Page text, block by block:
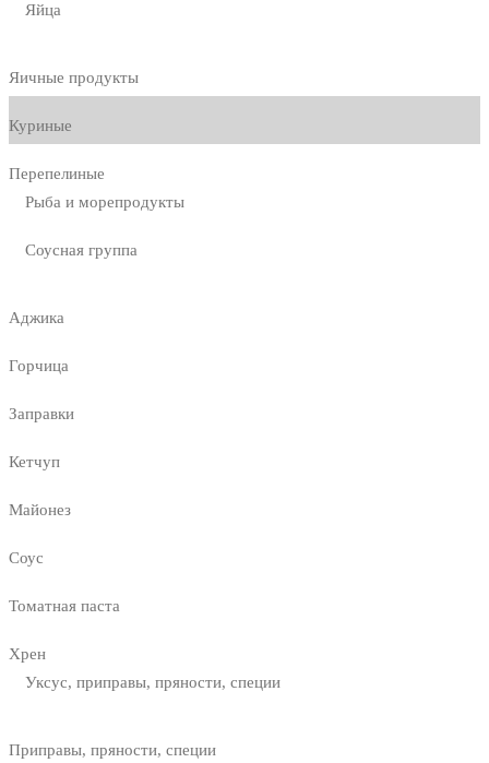
Яйца
Яичные продукты
Куриные
Перепелиные
Рыба и морепродукты
Соусная группа
Аджика
Горчица
Заправки
Кетчуп
Майонез
Соус
Томатная паста
Хрен
Уксус, приправы, пряности, специи
Приправы, пряности, специи